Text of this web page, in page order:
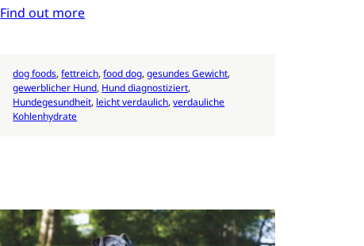
Find out more
dog foods, fettreich, food dog, gesundes Gewicht
gewerblicher Hund, Hund diagnostiziert
Hundegesundheit, leicht verdaulich, verdauliche
Kohlenhydrate